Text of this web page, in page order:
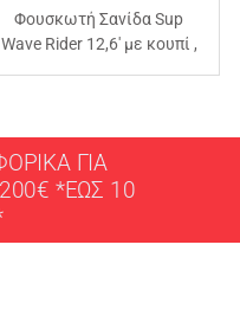
Φουσκωτή Σανίδα Sup
Wave Rider 12,6′ με κουπί ,
ΓΙΑ
*ΕΩΣ 10